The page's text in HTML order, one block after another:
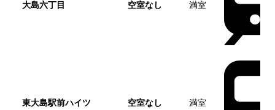
大島六丁目 空室なし 満室
東大島駅前ハイツ 空室なし 満室